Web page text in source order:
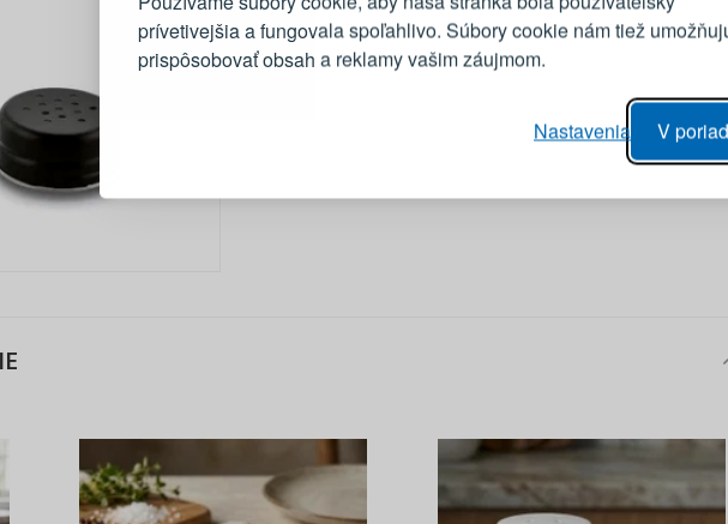
prívetivejšia a fungovala spoľahlivo. Súbory cookie nám tiež
prispôsobovať obsah a reklamy vašim záujmom.
V
Nastavenia
Živý náhľad na zmeny v objednávke
E-mail
PRIHLÁSIŤ